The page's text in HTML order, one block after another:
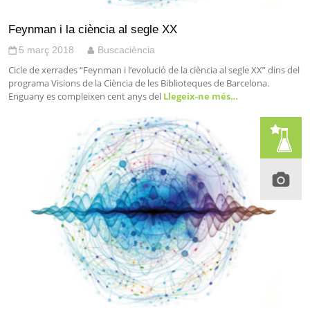
Feynman i la ciència al segle XX
5 març 2018 Buscaciència
Cicle de xerrades “Feynman i l’evolució de la ciència al segle XX” dins del
programa Visions de la Ciència de les Biblioteques de Barcelona.
Enguany es compleixen cent anys del Llegeix-ne més…